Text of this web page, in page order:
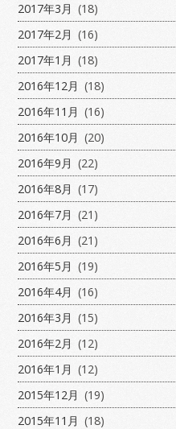
2017年3月 (18)
2017年2月 (16)
2017年1月 (18)
2016年12月 (18)
2016年11月 (16)
2016年10月 (20)
2016年9月 (22)
2016年8月 (17)
2016年7月 (21)
2016年6月 (21)
2016年5月 (19)
2016年4月 (16)
2016年3月 (15)
2016年2月 (12)
2016年1月 (12)
2015年12月 (19)
2015年11月 (18)